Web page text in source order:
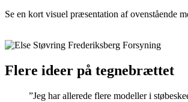
Se en kort visuel præsentation af ovenstående
Flere ideer på tegnebrættet
”Jeg har allerede flere modeller i